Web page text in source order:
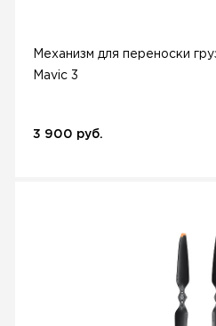
Механизм для переноски
Mavic 3
3 900 руб.